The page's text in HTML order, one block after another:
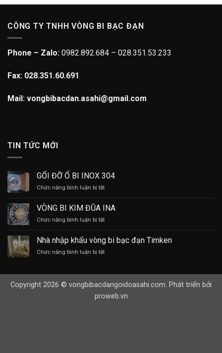
CÔNG TY TNHH VÒNG BI BẠC ĐẠN
Phone – Zalo: 0982.892.684 – 028.351.53.233
Fax: 028.351.60.691
Mail: vongbibacdan.asahi@gmail.com
TIN TỨC MỚI
GỐI ĐỠ Ổ BI INOX 304
Chức năng bình luận bị tắtở
ĐỠ
Ổ
BI
304
VÒNG BI KIM ĐŨA INA
Chức năng bình luận bị tắtở
BI
KIM
ĐŨA
Nhà nhập khẩu vòng bi bạc đạn Timken
Chức năng bình luận bị tắtở
vòng
bi
Copyright 2026 © vongbibacdangoidoasahi.com. Phát triển bởi
proweb.vn